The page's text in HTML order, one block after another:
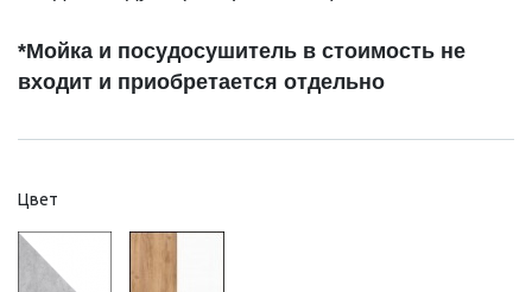
*Мойка и посудосушитель в стоимость не
входит и приобретается отдельно
Цвет